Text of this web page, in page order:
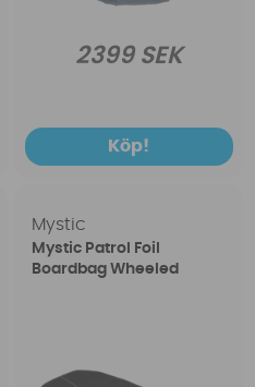
2399 SEK
Köp!
Mystic
Mystic Patrol Foil
Boardbag Wheeled